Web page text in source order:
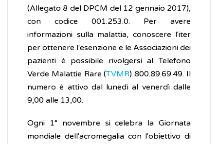
(Allegato 8 del DPCM del 12 gennaio 2017),
con codice 001.253.0. Per avere
informazioni sulla malattia, conoscere l'iter
per ottenere l'esenzione e le Associazioni dei
pazienti è possibile rivolgersi al Telefono
Verde Malattie Rare (TVMR) 800.89.69.49. Il
numero è attivo dal lunedì al venerdì dalle
9,00 alle 13,00.
Ogni 1° novembre si celebra la Giornata
mondiale dell'acromegalia con l'obiettivo di